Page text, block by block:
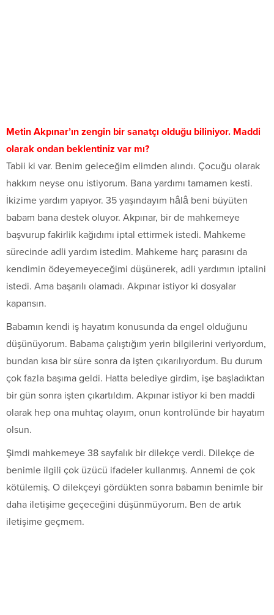
Metin Akpınar’ın zengin bir sanatçı olduğu biliniyor. Maddi
olarak ondan beklentiniz var mı?
Tabii ki var. Benim geleceğim elimden alındı. Çocuğu olarak
hakkım neyse onu istiyorum. Bana yardımı tamamen kesti.
İkizime yardım yapıyor. 35 yaşındayım hâlâ beni büyüten
babam bana destek oluyor. Akpınar, bir de mahkemeye
başvurup fakirlik kağıdımı iptal ettirmek istedi. Mahkeme
sürecinde adli yardım istedim. Mahkeme harç parasını da
kendimin ödeyemeyeceğimi düşünerek, adli yardımın iptalini
istedi. Ama başarılı olamadı. Akpınar istiyor ki dosyalar
kapansın.
Babamın kendi iş hayatım konusunda da engel olduğunu
düşünüyorum. Babama çalıştığım yerin bilgilerini veriyordum,
bundan kısa bir süre sonra da işten çıkarılıyordum. Bu durum
çok fazla başıma geldi. Hatta belediye girdim, işe başladıktan
bir gün sonra işten çıkartıldım. Akpınar istiyor ki ben maddi
olarak hep ona muhtaç olayım, onun kontrolünde bir hayatım
olsun.
Şimdi mahkemeye 38 sayfalık bir dilekçe verdi. Dilekçe de
benimle ilgili çok üzücü ifadeler kullanmış. Annemi de çok
kötülemiş. O dilekçeyi gördükten sonra babamın benimle bir
daha iletişime geçeceğini düşünmüyorum. Ben de artık
iletişime geçmem.